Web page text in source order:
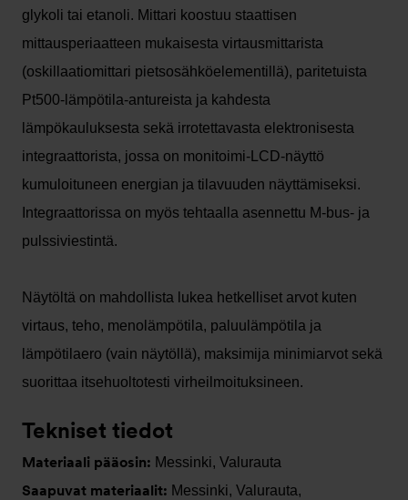
glykoli tai etanoli. Mittari koostuu staattisen
mittausperiaatteen mukaisesta virtausmittarista
(oskillaatiomittari pietsosähköelementillä), paritetuista
Pt500-lämpötila-antureista ja kahdesta
lämpökauluksesta sekä irrotettavasta elektronisesta
integraattorista, jossa on monitoimi-LCD-näyttö
kumuloituneen energian ja tilavuuden näyttämiseksi.
Integraattorissa on myös tehtaalla asennettu M-bus- ja
pulssiviestintä.
Näytöltä on mahdollista lukea hetkelliset arvot kuten
virtaus, teho, menolämpötila, paluulämpötila ja
lämpötilaero (vain näytöllä), maksimija minimiarvot sekä
suorittaa itsehuoltotesti virheilmoituksineen.
Tekniset tiedot
Materiaali pääosin: Messinki, Valurauta
Saapuvat materiaalit: Messinki, Valurauta,